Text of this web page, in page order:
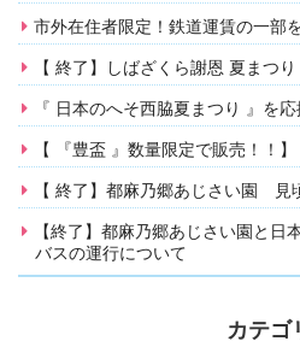
市外在住者限定！鉄道運賃の一部
【 終了】しばざくら謝恩 夏まつり
『 日本のへそ西脇夏まつり 』を
【 『豊盃 』数量限定で販売！！】
【 終了】都麻乃郷あじさい園 見
【終了】都麻乃郷あじさい園と
バスの運行について
カテゴ